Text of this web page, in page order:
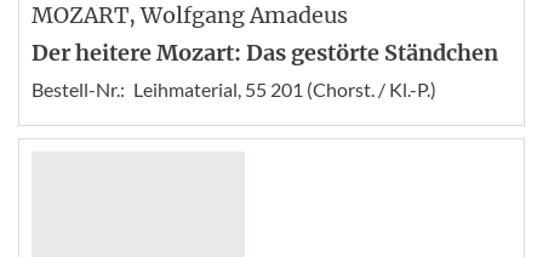
MOZART, Wolfgang Amadeus
Der heitere Mozart: Das gestörte Ständchen
Bestell-Nr.: Leihmaterial, 55 201 (Chorst. / Kl.-P.)